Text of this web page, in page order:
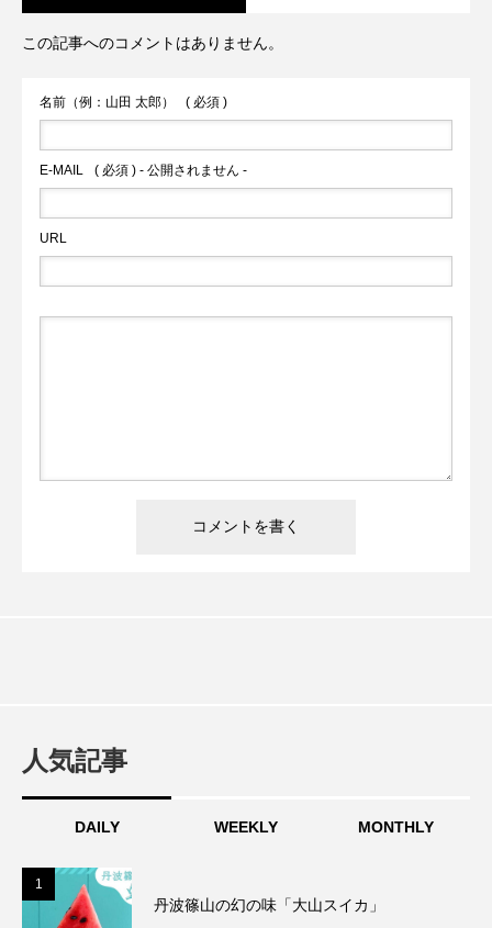
この記事へのコメントはありません。
名前（例：山田 太郎） ( 必須 )
E-MAIL ( 必須 ) - 公開されません -
URL
人気記事
DAILY WEEKLY MONTHLY
1
丹波篠山の幻の味「大山スイカ」